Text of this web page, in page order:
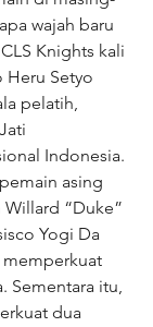
wajah baru
Knights kali
Setyo
pelatih,
Indonesia.
asing
“Duke”
Yogi Da
memperkuat
Sementara itu,
dua